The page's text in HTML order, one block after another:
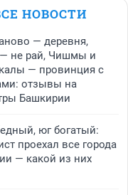
НОВОСТИ
— деревня,
— не рай, Чишмы и
— провинция с
отзывы на
Башкирии
юг богатый:
проехал все города
— какой из них